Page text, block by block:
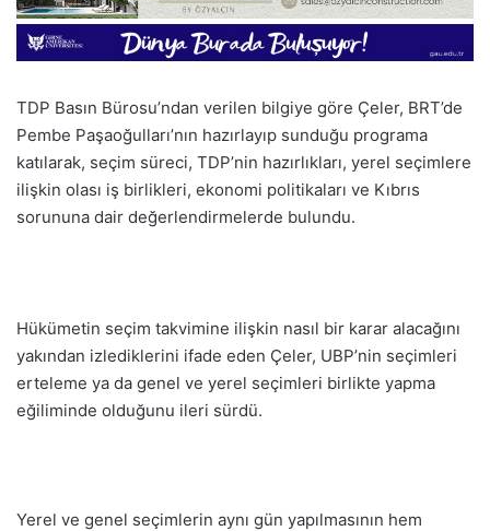
TDP Basın Bürosu’ndan verilen bilgiye göre Çeler, BRT’de
Pembe Paşaoğulları’nın hazırlayıp sunduğu programa
katılarak, seçim süreci, TDP’nin hazırlıkları, yerel seçimlere
ilişkin olası iş birlikleri, ekonomi politikaları ve Kıbrıs
sorununa dair değerlendirmelerde bulundu.
Hükümetin seçim takvimine ilişkin nasıl bir karar alacağını
yakından izlediklerini ifade eden Çeler, UBP’nin seçimleri
erteleme ya da genel ve yerel seçimleri birlikte yapma
eğiliminde olduğunu ileri sürdü.
Yerel ve genel seçimlerin aynı gün yapılmasının hem